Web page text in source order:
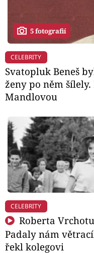
Sledujte nás
5 fotografií
CELEBRITY
Svatopluk Beneš
ženy po něm
Mandlovou
CELEBRITY
Roberta
Padaly nám
řekl kolegovi